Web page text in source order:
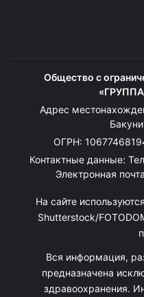
Общество с
Адрес
ОГРН:
Контактные данные:
Электронная
На сайте
Shutterstock/
Вся информация,
предназначена
здравоохранения.